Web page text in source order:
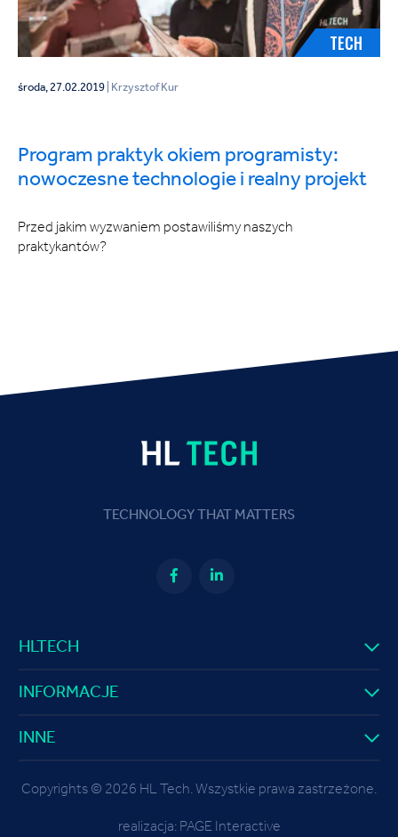
TECH
środa, 27.02.2019 | Krzysztof Kur
Program praktyk okiem programisty:
nowoczesne technologie i realny projekt
Przed jakim wyzwaniem postawiliśmy naszych
praktykantów?
TECHNOLOGY THAT MATTERS
HLTECH
INFORMACJE
INNE
Copyrights © 2026 HL Tech. Wszystkie prawa zastrzeżone.
realizacja: PAGE Interactive